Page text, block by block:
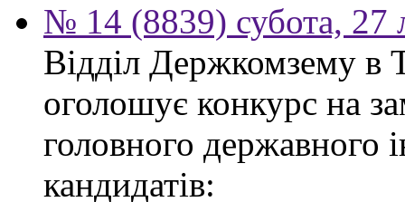
№ 14 (8839) субота, 27
Відділ Держкомзему в
оголошує конкурс на
головного державного
кандидатів: